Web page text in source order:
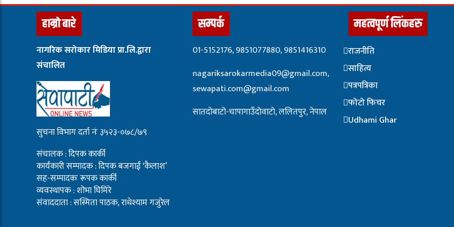
हाम्रो बारे
नागरिक सरोकार मिडिया प्रा.लि.द्वारा
संचालित
सुचना विभाग दर्ता नंः ३५२३-०७८/७९
संचालक : दिपक कार्की
कार्यकारी सम्पादक : दिपक बजगाई ‘कैलाश’
सह-सम्पादकः रूपक कार्की
व्यवस्थापक : शोभा घिमिरे
संवाददाता : सस्मिता पाठक, राधेश्याम गजुरेल
सम्पर्क
01-5152176, 9851077880, 9851416310
nagariksarokarmedia09@gmail.com,
sewapati.com@gmail.com
सातदोबाटो-चापागाउँदाेवाटाे, ललितपुर, नेपाल
महत्वपूर्ण लिंकहरु
राजनीति
साहित्य
पत्रपत्रिका
फोटो फिचर
Udhami Ghar